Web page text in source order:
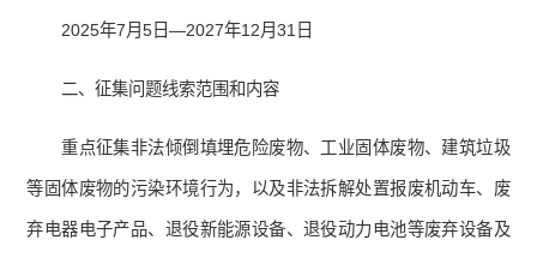
2025年7月5日—2027年12月31日
二、征集问题线索范围和内容
重点征集非法倾倒填埋危险废物、工业固体废物、建筑垃圾
等固体废物的污染环境行为，以及非法拆解处置报废机动车、废
弃电器电子产品、退役新能源设备、退役动力电池等废弃设备及